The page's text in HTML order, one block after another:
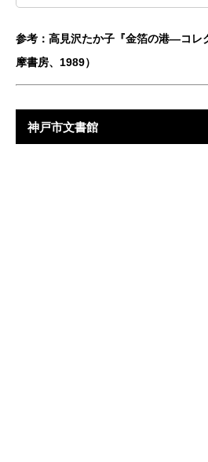
参考：高見沢たか子『金箔の港―コレ
摩書房、1989）
神戸市文書館